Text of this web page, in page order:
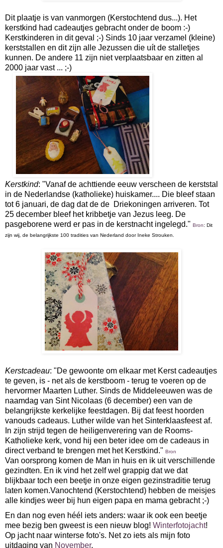
Dit plaatje is van vanmorgen (Kerstochtend dus...). Het
kerstkind had cadeautjes gebracht onder de boom :-)
Kerstkinderen in dit geval ;-) Sinds 10 jaar verzamel (kleine)
kerststallen en dit zijn alle Jezussen die uít de stalletjes
kunnen. De andere 11 zijn niet verplaatsbaar en zitten al
2000 jaar vast ... ;-)
Kerstkind: "Vanaf de achttiende eeuw verscheen de kerststal
in de Nederlandse (katholieke) huiskamer.... Die bleef staan
tot 6 januari, de dag dat de de Driekoningen arriveren. Tot
25 december bleef het kribbetje van Jezus leeg. De
pasgeborene werd er pas in de kerstnacht ingelegd." Bron: Dit
zijn wij, de belangrijkste 100 tradities van Nederland door Ineke Strouken.
Kerstcadeau: "De gewoonte om elkaar met Kerst cadeautjes
te geven, is - net als de kerstboom - terug te voeren op de
hervormer Maarten Luther. Sinds de Middeleeuwen was de
naamdag van Sint Nicolaas (6 december) een van de
belangrijkste kerkelijke feestdagen. Bij dat feest hoorden
vanouds cadeaus. Luther wilde van het Sinterklaasfeest af.
In zijn strijd tegen de heiligenverering van de Rooms-
Katholieke kerk, vond hij een beter idee om de cadeaus in
direct verband te brengen met het Kerstkind." Bron
Van oorsprong komen de Man in huis en ik uit verschillende
gezindten. En ik vind het zelf wel grappig dat we dat
blijkbaar toch een beetje in onze eigen gezinstraditie terug
laten komen.Vanochtend (Kerstochtend) hebben de meisjes
alle kindjes weer bij hun eigen papa en mama gebracht ;-)
En dan nog even héél iets anders: waar ik ook een beetje
mee bezig ben gweest is een nieuw blog! Winterfotojacht!
Op jacht naar winterse foto's. Net zo iets als mijn foto
uitdaging van November.